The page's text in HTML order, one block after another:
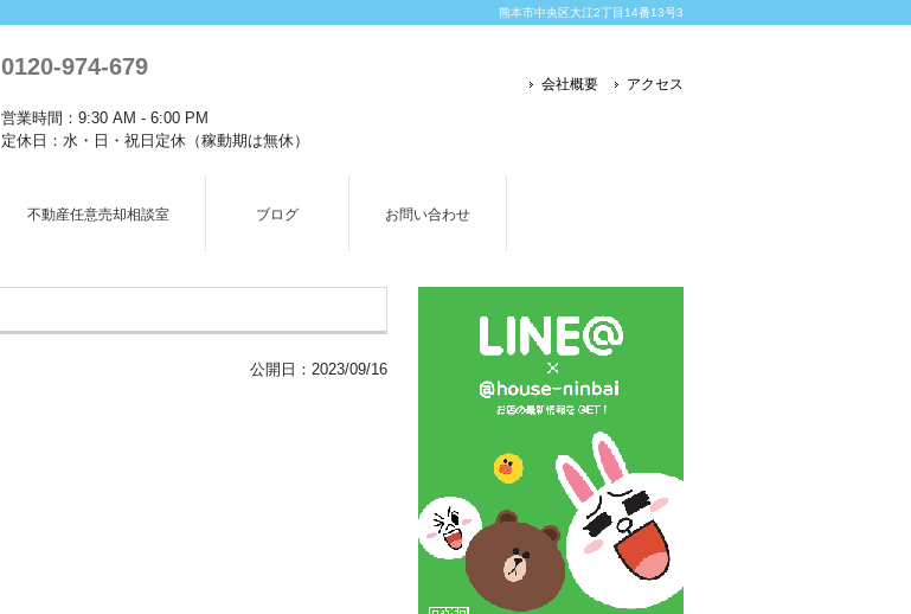
熊本市中央区大江2丁目14番13号3
0120-974-679
営業時間：9:30 AM - 6:00 PM
定休日：水・日・祝日定休（稼動期は無休）
会社概要 アクセス
不動産任意売却相談室 ブログ お問い合わせ
公開日： 2023/09/16